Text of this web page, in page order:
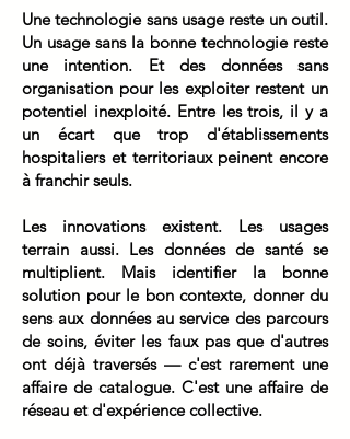
Une technologie sans usage reste un outil.
Un usage sans la bonne technologie reste
une intention. Et des données sans
organisation pour les exploiter restent un
potentiel inexploité. Entre les trois, il y a
un écart que trop d'établissements
hospitaliers et territoriaux peinent encore
à franchir seuls.
Les innovations existent. Les usages
terrain aussi. Les données de santé se
multiplient. Mais identifier la bonne
solution pour le bon contexte, donner du
sens aux données au service des parcours
de soins, éviter les faux pas que d'autres
ont déjà traversés — c'est rarement une
affaire de catalogue. C'est une affaire de
réseau et d'expérience collective.